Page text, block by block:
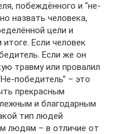
побеждённого и “не-
назвать человека,
цели и
Если человек
Если же он
травму или провалил
победитель” – это
прекрасным
и благодарным
тип людей
людям – в отличие от